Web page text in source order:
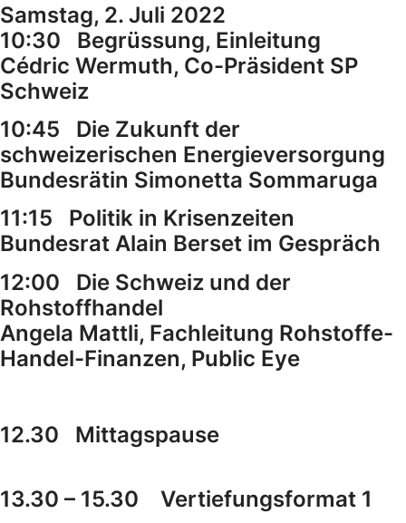
Samstag, 2. Juli 2022
10:30 Begrüssung, Einleitung
Cédric Wermuth, Co-Präsident SP
Schweiz
10:45 Die Zukunft der
schweizerischen Energieversorgung
Bundesrätin Simonetta Sommaruga
11:15 Politik in Krisenzeiten
Bundesrat Alain Berset im Gespräch
12:00 Die Schweiz und der
Rohstoffhandel
Angela Mattli, Fachleitung Rohstoffe-
Handel-Finanzen, Public Eye
12.30 Mittagspause
13.30 – 15.30 Vertiefungsformat 1